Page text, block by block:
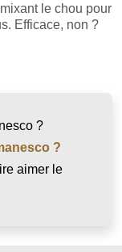
le chou pour
Efficace, non ?
?
?
aimer le